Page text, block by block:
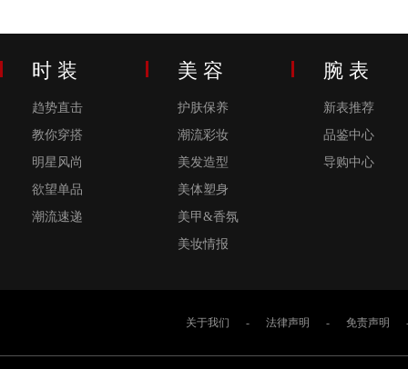
时 装
趋势直击
教你穿搭
明星风尚
欲望单品
潮流速递
美 容
护肤保养
潮流彩妆
美发造型
美体塑身
美甲&香氛
美妆情报
腕 表
新表推荐
品鉴中心
导购中心
关于我们 - 法律声明 - 免责声明